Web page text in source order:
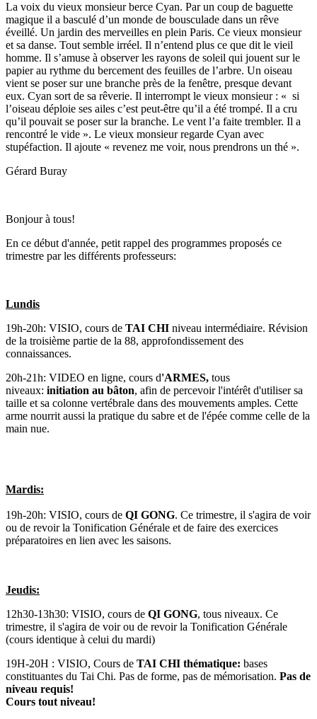
La voix du vieux monsieur berce Cyan. Par un coup de baguette
magique il a basculé d’un monde de bousculade dans un rêve
éveillé. Un jardin des merveilles en plein Paris. Ce vieux monsieur
et sa danse. Tout semble irréel. Il n’entend plus ce que dit le vieil
homme. Il s’amuse à observer les rayons de soleil qui jouent sur le
papier au rythme du bercement des feuilles de l’arbre. Un oiseau
vient se poser sur une branche près de la fenêtre, presque devant
eux. Cyan sort de sa rêverie. Il interrompt le vieux monsieur : « si
l’oiseau déploie ses ailes c’est peut-être qu’il a été trompé. Il a cru
qu’il pouvait se poser sur la branche. Le vent l’a faite trembler. Il a
rencontré le vide ». Le vieux monsieur regarde Cyan avec
stupéfaction. Il ajoute « revenez me voir, nous prendrons un thé ».
Gérard Buray
Bonjour à tous!
En ce début d'année, petit rappel des programmes proposés ce
trimestre par les différents professeurs:
Lundis
19h-20h: VISIO, cours de TAI CHI niveau intermédiaire. Révision
de la troisième partie de la 88, approfondissement des
connaissances.
20h-21h: VIDEO en ligne, cours d'ARMES, tous
niveaux: initiation au bâton, afin de percevoir l'intérêt d'utiliser sa
taille et sa colonne vertébrale dans des mouvements amples. Cette
arme nourrit aussi la pratique du sabre et de l'épée comme celle de la
main nue.
Mardis:
19h-20h: VISIO, cours de QI GONG. Ce trimestre, il s'agira de voir
ou de revoir la Tonification Générale et de faire des exercices
préparatoires en lien avec les saisons.
Jeudis:
12h30-13h30: VISIO, cours de QI GONG, tous niveaux. Ce
trimestre, il s'agira de voir ou de revoir la Tonification Générale
(cours identique à celui du mardi)
19H-20H : VISIO, Cours de TAI CHI thématique: bases
constituantes du Tai Chi. Pas de forme, pas de mémorisation. Pas de
niveau requis!
Cours tout niveau!